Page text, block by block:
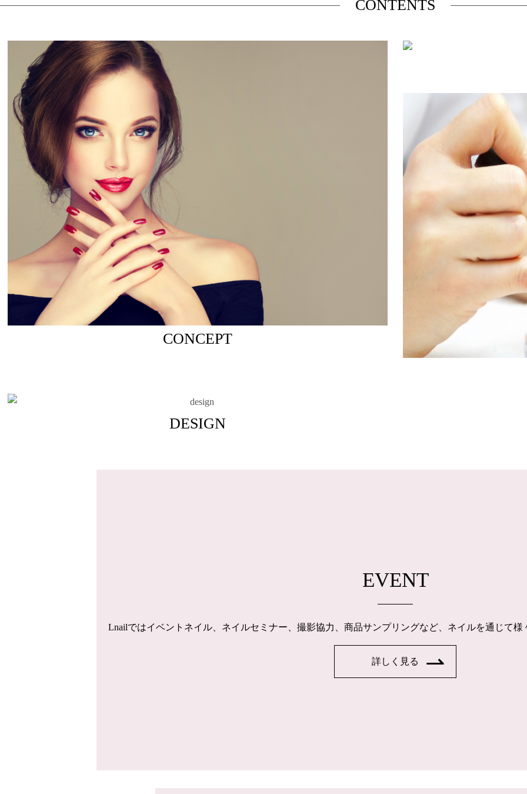
CONTENTS
CONCEPT
DESIGN
EVENT
Lnailではイベントネイル、ネイルセミナー、撮影協力、商品サンプリングなど、ネイルを通じて
詳しく見る